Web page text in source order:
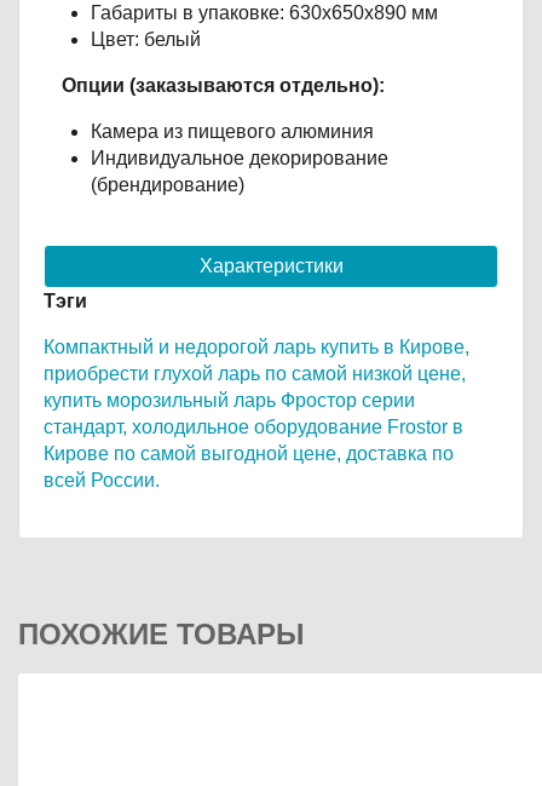
Габариты в упаковке: 630х650х890 мм
Цвет: белый
Опции (заказываются отдельно):
Камера из пищевого алюминия
Индивидуальное декорирование
(брендирование)
Характеристики
Тэги
Компактный и недорогой ларь купить в Кирове,
приобрести глухой ларь по самой низкой цене,
купить морозильный ларь Фростор серии
стандарт, холодильное оборудование Frostor в
Кирове по самой выгодной цене, доставка по
всей России.
ПОХОЖИЕ ТОВАРЫ